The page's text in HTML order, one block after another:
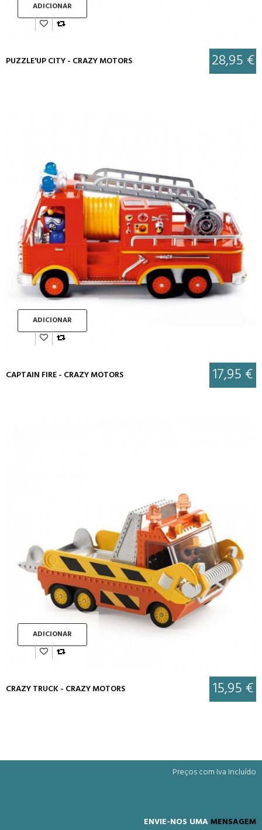
ADICIONAR
PUZZLE'UP CITY - CRAZY MOTORS 28,95 €
ADICIONAR
CAPTAIN FIRE - CRAZY MOTORS 17,95 €
ADICIONAR
CRAZY TRUCK - CRAZY MOTORS 15,95 €
Preços com Iva Incluído
ENVIE-NOS UMAMENSAGEM